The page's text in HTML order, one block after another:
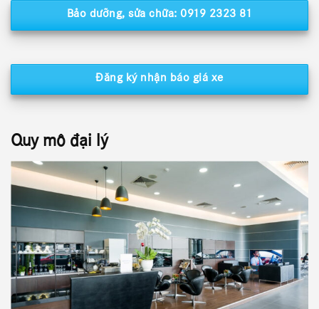
Bảo dưỡng, sửa chữa: 0919 2323 81
Đăng ký nhận báo giá xe
Quy mô đại lý